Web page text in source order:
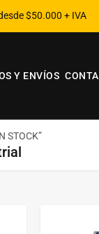
$50.000 + IVA
Y ENVÍOS
STOCK”